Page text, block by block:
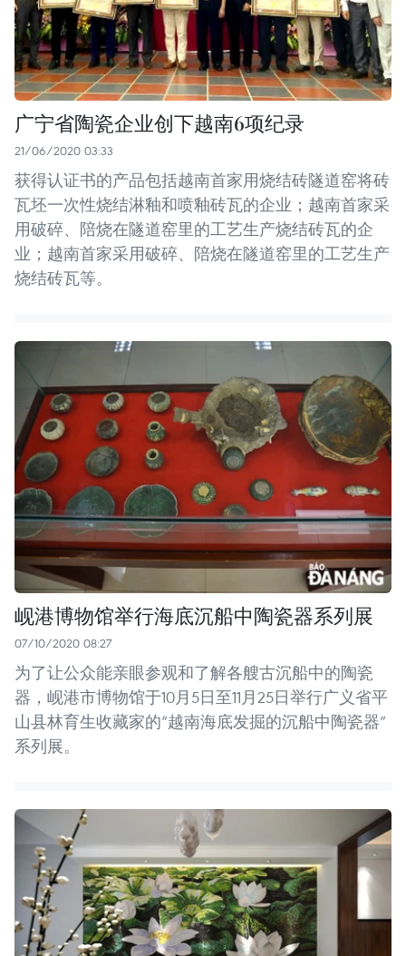
广宁省陶瓷企业创下越南6项纪录
21/06/2020 03:33
获得认证书的产品包括越南首家用烧结砖隧道窑将砖
瓦坯一次性烧结淋釉和喷釉砖瓦的企业；越南首家采
用破碎、陪烧在隧道窑里的工艺生产烧结砖瓦的企
业；越南首家采用破碎、陪烧在隧道窑里的工艺生产
烧结砖瓦等。
岘港博物馆举行海底沉船中陶瓷器系列展
07/10/2020 08:27
为了让公众能亲眼参观和了解各艘古沉船中的陶瓷
器，岘港市博物馆于10月5日至11月25日举行广义省平
山县林育生收藏家的“越南海底发掘的沉船中陶瓷器”
系列展。